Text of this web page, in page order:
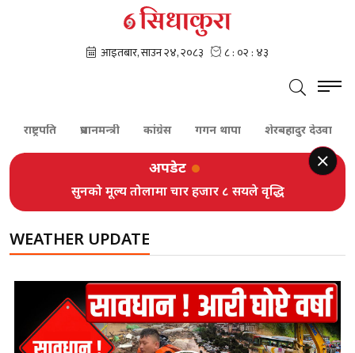
राष्ट्रपति प्रधानमन्त्री कांग्रेस गगन थापा शेरबहादुर देउवा
अपडेट
सुनको मूल्य तोलामा चार हजार ८ सयले वृद्धि
WEATHER UPDATE